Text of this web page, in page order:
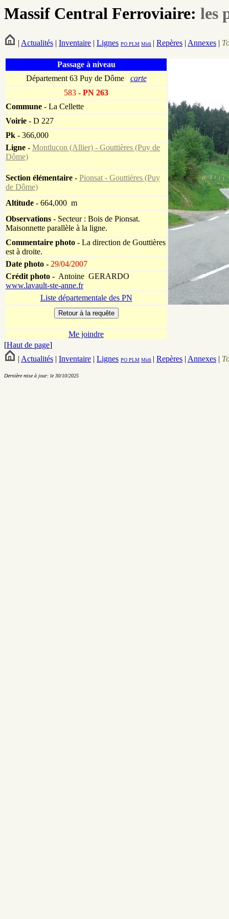
Massif Central Ferroviaire: les
| Actualités | Inventaire | Lignes PO PLM Midi | Repères | Annexes |
Passage à niveau
Département 63 Puy de Dôme carte
583 - PN 263
Commune - La Cellette
Voirie - D 227
Pk - 366,000
Ligne - Montluçon (Allier) - Gouttières (Puy de
Dôme)
Section élémentaire - Pionsat - Gouttières (Puy
de Dôme)
Altitude - 664,000 m
Observations - Secteur : Bois de Pionsat.
Maisonnette parallèle à la ligne.
Commentaire photo - La direction de Gouttières
est à droite.
Date photo - 29/04/2007
Crédit photo - Antoine GERARDO
www.lavault-ste-anne.fr
Liste départementale des PN
Me joindre
[Haut de page]
| Actualités | Inventaire | Lignes PO PLM Midi | Repères | Annexes |
Dernière mise à jour: le 30/10/2025